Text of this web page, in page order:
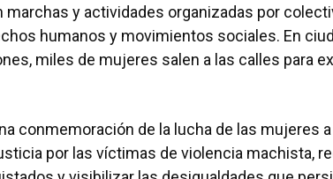
marchas y actividades organizadas por
humanos y movimientos sociales. En
miles de mujeres salen a las calles para
conmemoración de la lucha de las mujeres
por las víctimas de violencia machista,